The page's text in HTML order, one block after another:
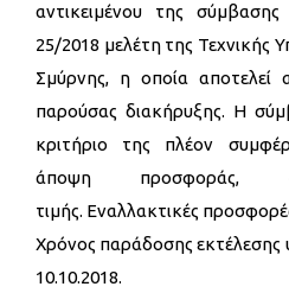
αντικειμένου της
25/2018 μελέτη της Τεχνικής
Σμύρνης, η οποία αποτελεί
παρούσας διακήρυξης. Η
κριτήριο της πλέον
άποψη προσφοράς,
τιμής. Εναλλακτικές
Χρόνος παράδοσης εκτέλεσης
10.10.2018.